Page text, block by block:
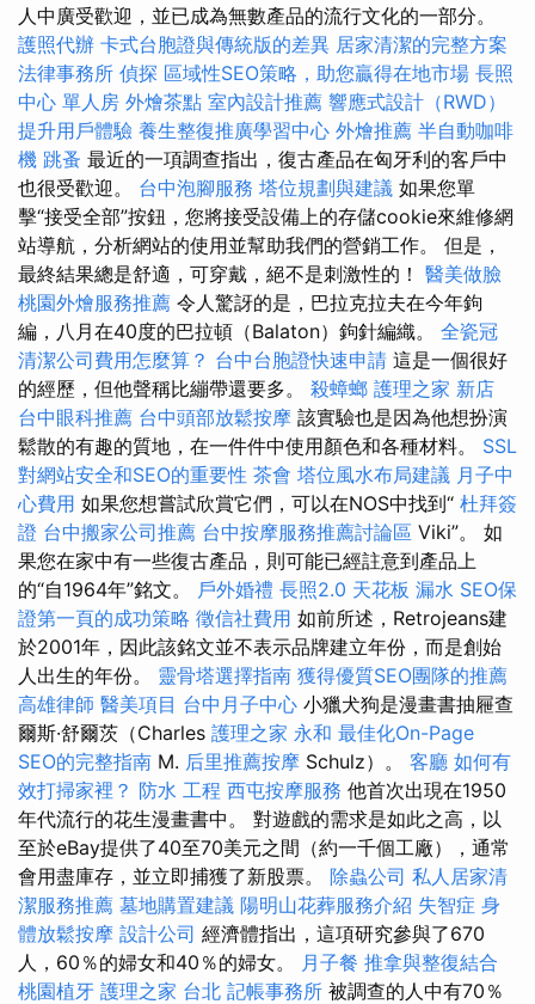
人中廣受歡迎，並已成為無數產品的流行文化的一部分。
護照代辦 卡式台胞證與傳統版的差異 居家清潔的完整方案
法律事務所 偵探 區域性SEO策略，助您贏得在地市場 長照
中心 單人房 外燴茶點 室內設計推薦 響應式設計（RWD）
提升用戶體驗 養生整復推廣學習中心 外燴推薦 半自動咖啡
機 跳蚤 最近的一項調查指出，復古產品在匈牙利的客戶中
也很受歡迎。 台中泡腳服務 塔位規劃與建議 如果您單
擊“接受全部”按鈕，您將接受設備上的存儲cookie來維修網
站導航，分析網站的使用並幫助我們的營銷工作。 但是，
最終結果總是舒適，可穿戴，絕不是刺激性的！ 醫美做臉
桃園外燴服務推薦 令人驚訝的是，巴拉克拉夫在今年鉤
編，八月在40度的巴拉頓（Balaton）鉤針編織。 全瓷冠
清潔公司費用怎麼算？ 台中台胞證快速申請 這是一個很好
的經歷，但他聲稱比繃帶還要多。 殺蟑螂 護理之家 新店
台中眼科推薦 台中頭部放鬆按摩 該實驗也是因為他想扮演
鬆散的有趣的質地，在一件件中使用顏色和各種材料。 SSL
對網站安全和SEO的重要性 茶會 塔位風水布局建議 月子中
心費用 如果您想嘗試欣賞它們，可以在NOS中找到“ 杜拜簽
證 台中搬家公司推薦 台中按摩服務推薦討論區 Viki”。 如
果您在家中有一些復古產品，則可能已經註意到產品上
的“自1964年”銘文。 戶外婚禮 長照2.0 天花板 漏水 SEO保
證第一頁的成功策略 徵信社費用 如前所述，Retrojeans建
於2001年，因此該銘文並不表示品牌建立年份，而是創始
人出生的年份。 靈骨塔選擇指南 獲得優質SEO團隊的推薦
高雄律師 醫美項目 台中月子中心 小獵犬狗是漫畫書抽屜查
爾斯·舒爾茨（Charles 護理之家 永和 最佳化On-Page
SEO的完整指南 M. 后里推薦按摩 Schulz）。 客廳 如何有
效打掃家裡？ 防水 工程 西屯按摩服務 他首次出現在1950
年代流行的花生漫畫書中。 對遊戲的需求是如此之高，以
至於eBay提供了40至70美元之間（約一千個工廠），通常
會用盡庫存，並立即捕獲了新股票。 除蟲公司 私人居家清
潔服務推薦 墓地購置建議 陽明山花葬服務介紹 失智症 身
體放鬆按摩 設計公司 經濟體指出，這項研究參與了670
人，60％的婦女和40％的婦女。
月子餐 推拿與整復結合
桃園植牙 護理之家 台北 記帳事務所 被調查的人中有70％